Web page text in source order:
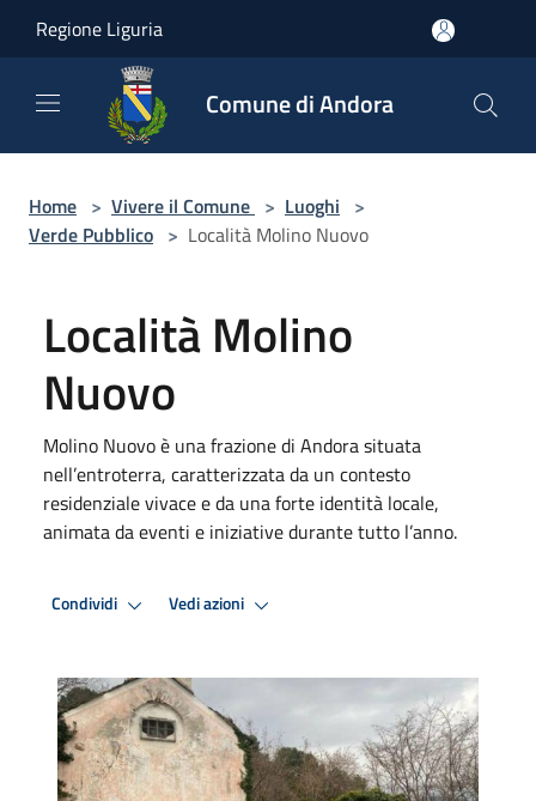
Regione Liguria
Comune di Andora
Home > Vivere il Comune > Luoghi >
Verde Pubblico > Località Molino Nuovo
Località Molino
Nuovo
Molino Nuovo è una frazione di Andora situata
nell’entroterra, caratterizzata da un contesto
residenziale vivace e da una forte identità locale,
animata da eventi e iniziative durante tutto l’anno.
Condividi Vedi azioni